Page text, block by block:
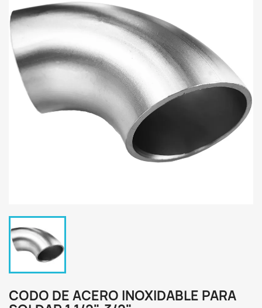
CODO DE ACERO INOXIDABLE PARA